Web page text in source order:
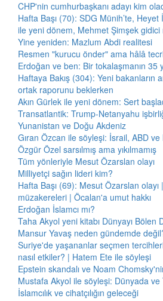
CHP'nin cumhurbaşkanı adayı kim
Hafta Başı (70): SDG Münih’te, Heyet
ile yeni dönem, Mehmet Şimşek gidici
Yine yeniden: Mazlum Abdi realitesi
Resmen "kurucu önder" ama hâlâ
Erdoğan ve ben: Bir tokalaşmanın 35
Haftaya Bakış (304): Yeni bakanların
ortak raporunu beklerken
Akın Gürlek ile yeni dönem: Sert
Transatlantik: Trump-Netanyahu
Yunanistan ve Doğu Akdeniz
Gıran Özcan ile söyleşi: İsrail, ABD
Özgür Özel sarsılmış ama yıkılmamış
Tüm yönleriyle Mesut Özarslan olayı
Milliyetçi sağın lideri kim?
Hafta Başı (69): Mesut Özarslan olayı
müzakereleri | Öcalan'a umut hakkı
Erdoğan İslamcı mı?
Taha Akyol yeni kitabı Dünyayı Bölen
Mansur Yavaş neden gündemde
Suriye'de yaşananlar seçmen
nasıl etkiler? | Hatem Ete ile söyleşi
Epstein skandalı ve Noam Chomsky'nin
Mustafa Akyol ile söyleşi: Dünyada
İslamcılık ve cihatçılığın geleceği